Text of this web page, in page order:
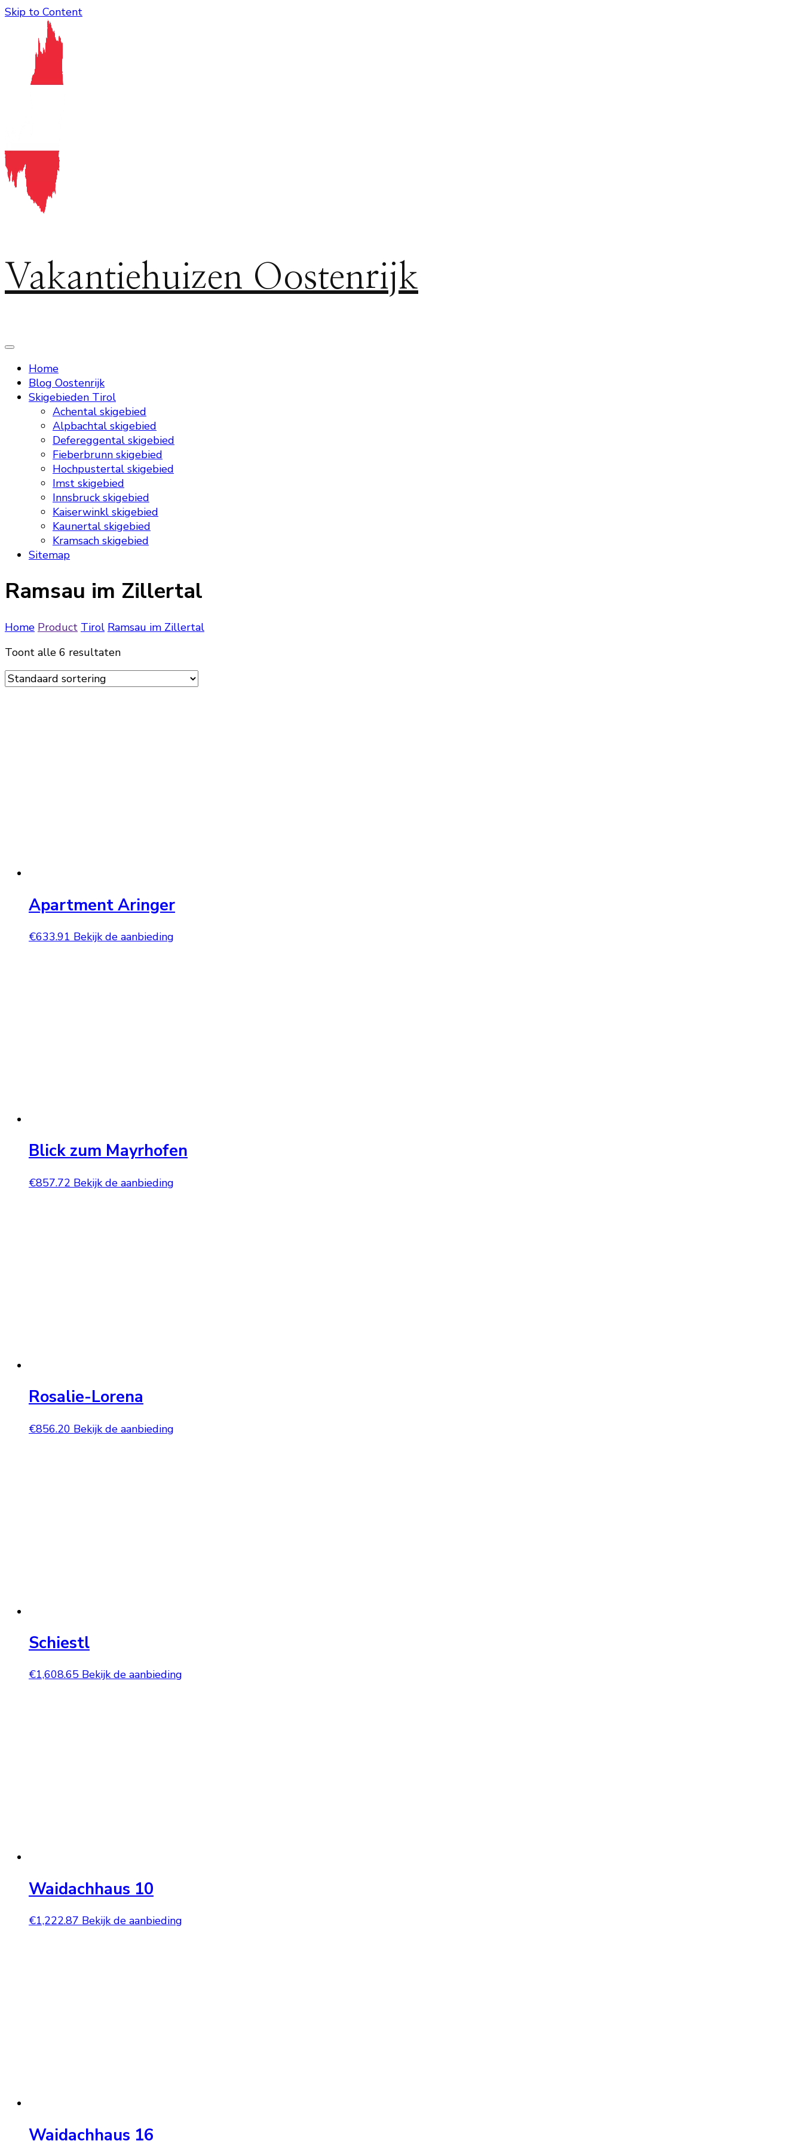
Skip to Content
Vakantiehuizen Oostenrijk
Home
Blog Oostenrijk
Skigebieden Tirol
Achental skigebied
Alpbachtal skigebied
Defereggental skigebied
Fieberbrunn skigebied
Hochpustertal skigebied
Imst skigebied
Innsbruck skigebied
Kaiserwinkl skigebied
Kaunertal skigebied
Kramsach skigebied
Sitemap
Ramsau im Zillertal
Home Product Tirol Ramsau im Zillertal
Toont alle 6 resultaten
Apartment Aringer
€633.91 Bekijk de aanbieding
Blick zum Mayrhofen
€857.72 Bekijk de aanbieding
Rosalie-Lorena
€856.20 Bekijk de aanbieding
Schiestl
€1,608.65 Bekijk de aanbieding
Waidachhaus 10
€1,222.87 Bekijk de aanbieding
Waidachhaus 16